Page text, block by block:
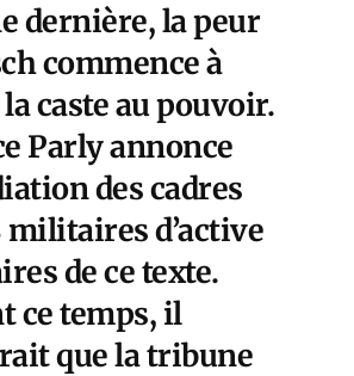
dernière, la peur
commence à
caste au pouvoir.
Parly annonce
des cadres
militaires d’active
de ce texte.
ce temps, il
que la tribune